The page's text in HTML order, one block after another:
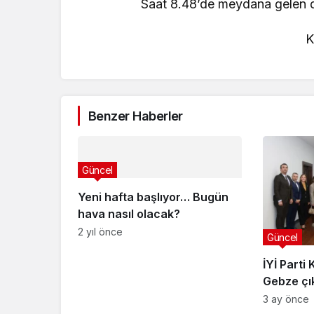
Saat 8.48’de meydana
Benzer Haberler
Yeni hafta başlıyor… Bugün
hava nasıl olacak?
Güncel
2 yıl önce
İYİ Parti
Gebze
Güncel
3 ay önce